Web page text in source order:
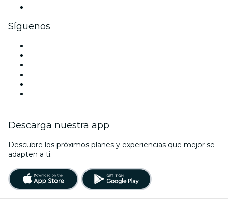
Síguenos
Descarga nuestra app
Descubre los próximos planes y experiencias que mejor se
adapten a ti.